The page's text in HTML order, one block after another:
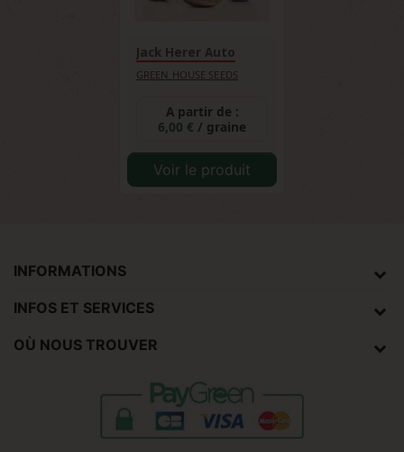
Jack Herer Auto
GREEN HOUSE SEEDS
A partir de :
6,00 € / graine
Voir le produit
INFORMATIONS
INFOS ET SERVICES
OÙ NOUS TROUVER